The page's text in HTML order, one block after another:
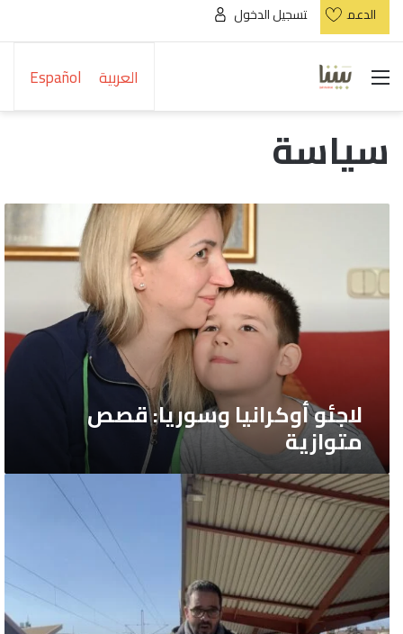
الدعم تسجيل الدخول
العربية Español القائمة
سياسة
لاجئو
قصص
متوازية
لاجئو أوكرانيا وسوريا: قصص
متوازية
الصحفي
معاذ
حامد:
“المأساة
الأوكرانية
بدأت
الآن”